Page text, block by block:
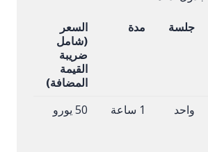
جلسة مدة
السعر
(شامل
ضريبة
القيمة
المضافة)
واحد 1 ساعة 50 يورو